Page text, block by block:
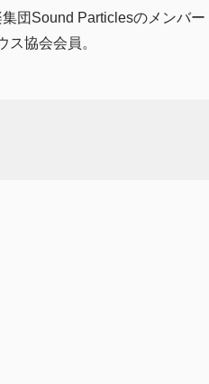
団Sound Particlesのメンバー
協会会員。